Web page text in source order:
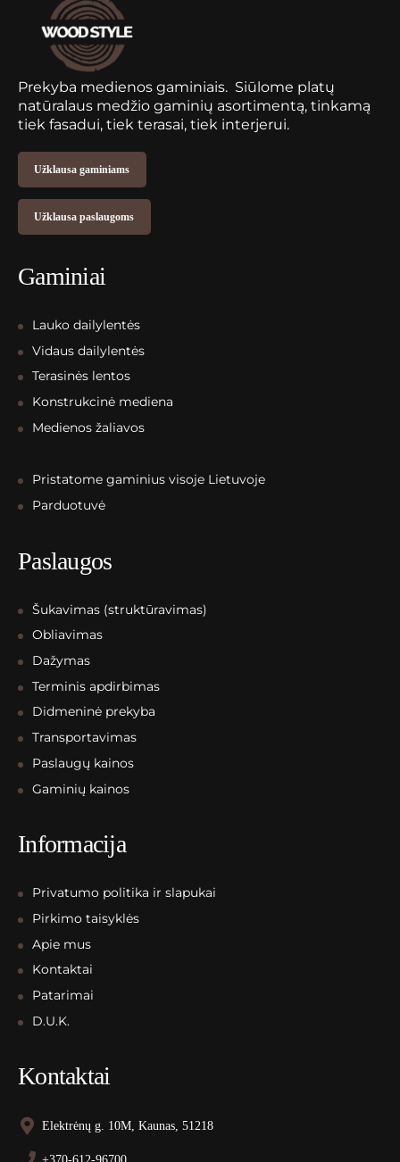
Prekyba medienos gaminiais. Siūlome platų
natūralaus medžio gaminių asortimentą, tinkamą
tiek fasadui, tiek terasai, tiek interjerui.
Užklausa gaminiams
Užklausa paslaugoms
Gaminiai
Lauko dailylentės
Vidaus dailylentės
Terasinės lentos
Konstrukcinė mediena
Medienos žaliavos
Pristatome gaminius visoje Lietuvoje
Parduotuvė
Paslaugos
Šukavimas (struktūravimas)
Obliavimas
Dažymas
Terminis apdirbimas
Didmeninė prekyba
Transportavimas
Paslaugų kainos
Gaminių kainos
Informacija
Privatumo politika ir slapukai
Pirkimo taisyklės
Apie mus
Kontaktai
Patarimai
D.U.K.
Kontaktai
Elektrėnų g. 10M, Kaunas, 51218